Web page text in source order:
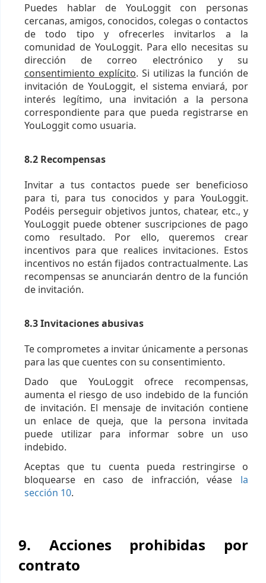
Puedes hablar de YouLoggit con personas
cercanas, amigos, conocidos, colegas o contactos
de todo tipo y ofrecerles invitarlos a la
comunidad de YouLoggit. Para ello necesitas su
dirección de correo electrónico y su
consentimiento explícito. Si utilizas la función de
invitación de YouLoggit, el sistema enviará, por
interés legítimo, una invitación a la persona
correspondiente para que pueda registrarse en
YouLoggit como usuaria.
8.2 Recompensas
Invitar a tus contactos puede ser beneficioso
para ti, para tus conocidos y para YouLoggit.
Podéis perseguir objetivos juntos, chatear, etc., y
YouLoggit puede obtener suscripciones de pago
como resultado. Por ello, queremos crear
incentivos para que realices invitaciones. Estos
incentivos no están fijados contractualmente. Las
recompensas se anunciarán dentro de la función
de invitación.
8.3 Invitaciones abusivas
Te comprometes a invitar únicamente a personas
para las que cuentes con su consentimiento.
Dado que YouLoggit ofrece recompensas,
aumenta el riesgo de uso indebido de la función
de invitación. El mensaje de invitación contiene
un enlace de queja, que la persona invitada
puede utilizar para informar sobre un uso
indebido.
Aceptas que tu cuenta pueda restringirse o
bloquearse en caso de infracción, véase la
sección 10.
9. Acciones prohibidas por
contrato